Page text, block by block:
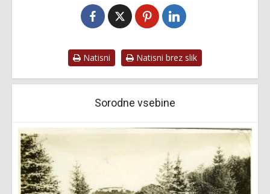
Natisni Natisni brez slik
Sorodne vsebine